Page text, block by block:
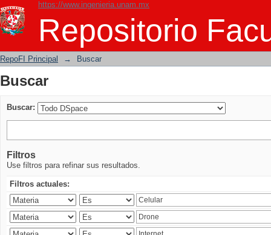
https://www.ingenieria.unam.mx
Repositorio
Buscar
RepoFI Principal → Buscar
Buscar
Buscar:
Filtros
Use filtros para refinar sus resultados.
Filtros actuales: